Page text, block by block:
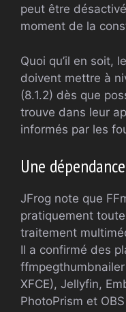
peut être
moment de la
Quoi qu’il en soit,
doivent mettre à
(8.1.2) dès que
trouve dans leur
informés par les
Une
JFrog note que
pratiquement
traitement
Il a confirmé des
ffmpegthumbnailer
XFCE), Jellyfin,
PhotoPrism et